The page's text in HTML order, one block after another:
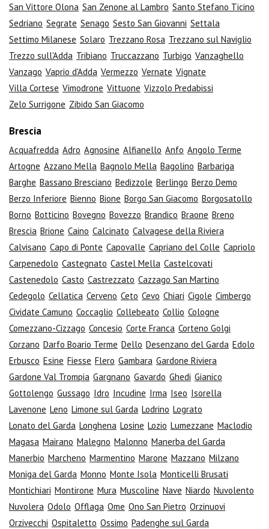
San Vittore Olona San Zenone al Lambro Santo Stefano Ticino
Sedriano Segrate Senago Sesto San Giovanni Settala
Settimo Milanese Solaro Trezzano Rosa Trezzano sul Naviglio
Trezzo sull'Adda Tribiano Truccazzano Turbigo Vanzaghello
Vanzago Vaprio d'Adda Vermezzo Vernate Vignate
Villa Cortese Vimodrone Vittuone Vizzolo Predabissi
Zelo Surrigone Zibido San Giacomo
Brescia
Acquafredda Adro Agnosine Alfianello Anfo Angolo Terme
Artogne Azzano Mella Bagnolo Mella Bagolino Barbariga
Barghe Bassano Bresciano Bedizzole Berlingo Berzo Demo
Berzo Inferiore Bienno Bione Borgo San Giacomo Borgosatollo
Borno Botticino Bovegno Bovezzo Brandico Braone Breno
Brescia Brione Caino Calcinato Calvagese della Riviera
Calvisano Capo di Ponte Capovalle Capriano del Colle Capriolo
Carpenedolo Castegnato Castel Mella Castelcovati
Castenedolo Casto Castrezzato Cazzago San Martino
Cedegolo Cellatica Cerveno Ceto Cevo Chiari Cigole Cimbergo
Cividate Camuno Coccaglio Collebeato Collio Cologne
Comezzano-Cizzago Concesio Corte Franca Corteno Golgi
Corzano Darfo Boario Terme Dello Desenzano del Garda Edolo
Erbusco Esine Fiesse Flero Gambara Gardone Riviera
Gardone Val Trompia Gargnano Gavardo Ghedi Gianico
Gottolengo Gussago Idro Incudine Irma Iseo Isorella
Lavenone Leno Limone sul Garda Lodrino Lograto
Lonato del Garda Longhena Losine Lozio Lumezzane Maclodio
Magasa Mairano Malegno Malonno Manerba del Garda
Manerbio Marcheno Marmentino Marone Mazzano Milzano
Moniga del Garda Monno Monte Isola Monticelli Brusati
Montichiari Montirone Mura Muscoline Nave Niardo Nuvolento
Nuvolera Odolo Offlaga Ome Ono San Pietro Orzinuovi
Orzivecchi Ospitaletto Ossimo Padenghe sul Garda